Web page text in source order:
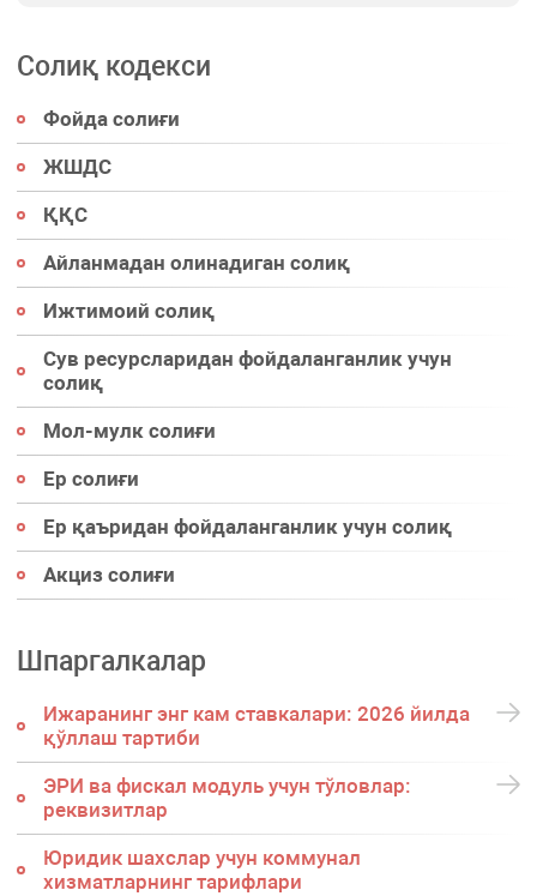
Солиқ кодекси
Фойда солиғи
ЖШДС
ҚҚС
Айланмадан олинадиган солиқ
Ижтимоий солиқ
Сув ресурсларидан фойдаланганлик учун
солиқ
Мол-мулк солиғи
Ер солиғи
Ер қаъридан фойдаланганлик учун солиқ
Акциз солиғи
Шпаргалкалар
Ижаранинг энг кам ставкалари: 2026 йилда
қўллаш тартиби
ЭРИ ва фискал модуль учун тўловлар:
реквизитлар
Юридик шахслар учун коммунал
хизматларнинг тарифлари